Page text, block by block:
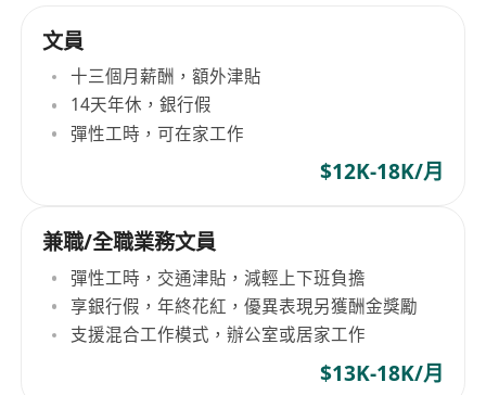
文員
十三個月薪酬，額外津貼
14天年休，銀行假
彈性工時，可在家工作
$12K-18K/月
兼職/全職業務文員
彈性工時，交通津貼，減輕上下班負擔
享銀行假，年終花紅，優異表現另獲酬金獎勵
支援混合工作模式，辦公室或居家工作
$13K-18K/月